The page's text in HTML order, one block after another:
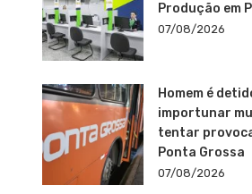
Produção em
07/08/2026
Homem é
importunar
tentar
Ponta Grossa
07/08/2026